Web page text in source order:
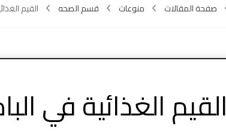
صفحة المقالات منوعات قسم الصحه القيم
القيم الغذائية في